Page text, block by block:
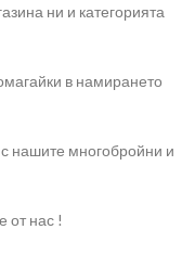
ни и категорията
в намирането
нашите многобройни и
от нас !